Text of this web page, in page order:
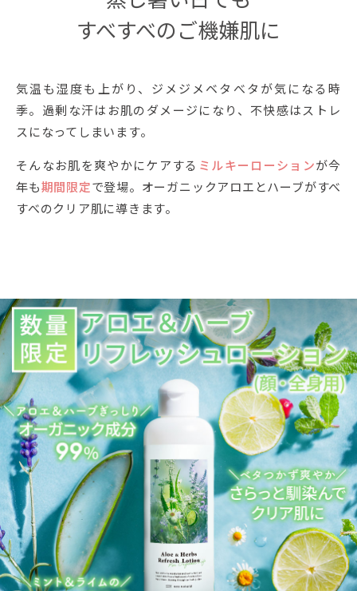
すべすべのご機嫌肌に
気温も湿度も上がり、ジメジメベタべタが気になる時
季。過剰な汗はお肌のダメージになり、不快感はストレ
スになってしまいます。
そんなお肌を爽やかにケアする ミルキーローションが今
年も期間限定で登場。オーガニックアロエとハーブがすべ
すべのクリア肌に導きます。